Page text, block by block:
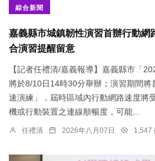
綜合新聞
嘉義縣市城鎮韌性演習首辦行動網
合演習提醒留意
【記者任禮清/嘉義報導】嘉義縣市「
將於8/10日14時30分舉辦；演習期間
速演練」，屆時區域內行動網路速度將
機或行動裝置之連線順暢度，可能...
任禮清 2026年八月07日 1,547